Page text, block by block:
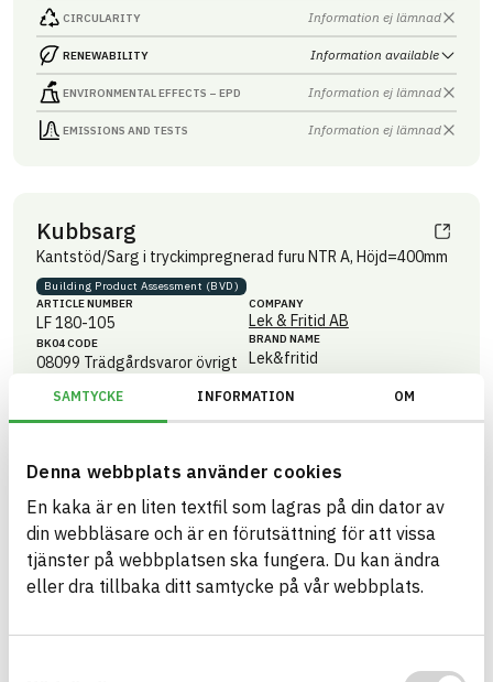
SAMTYCKE INFORMATION OM
Denna webbplats använder cookies
En kaka är en liten textfil som lagras på din dator av
din webbläsare och är en förutsättning för att vissa
tjänster på webbplatsen ska fungera. Du kan ändra
eller dra tillbaka ditt samtycke på vår webbplats.
CIRCULARITY Information ej lämnad
RENEWABILITY Information available
ENVIRONMENTAL EFFECTS – EPD Information ej lämnad
EMISSIONS AND TESTS Information ej lämnad
Kubbsarg
Kantstöd/Sarg i tryckimpregnerad furu NTR A, Höjd=400mm
Building Product Assessment (BVD)
ARTICLE NUMBER
LF 180-105
BK04 CODE
08099 Trädgårdsvaror övrigt
COMPANY
Lek & Fritid AB
BRAND NAME
Lek&fritid
BASTA ID
686409
CIRCULARITY Information ej lämnad
Information available
ENVIRONMENTAL EFFECTS – EPD Information ej lämnad
EMISSIONS AND TESTS Information ej lämnad